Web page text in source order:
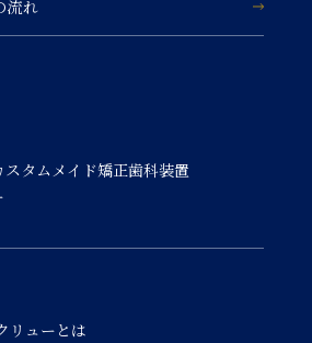
流れ
スタムメイド矯正歯科装置
リューとは